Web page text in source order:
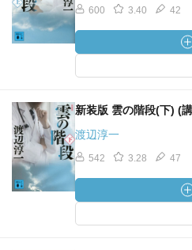
600 3.40 42
新装版 雲の階段(下) (
渡辺淳一
542 3.28 47